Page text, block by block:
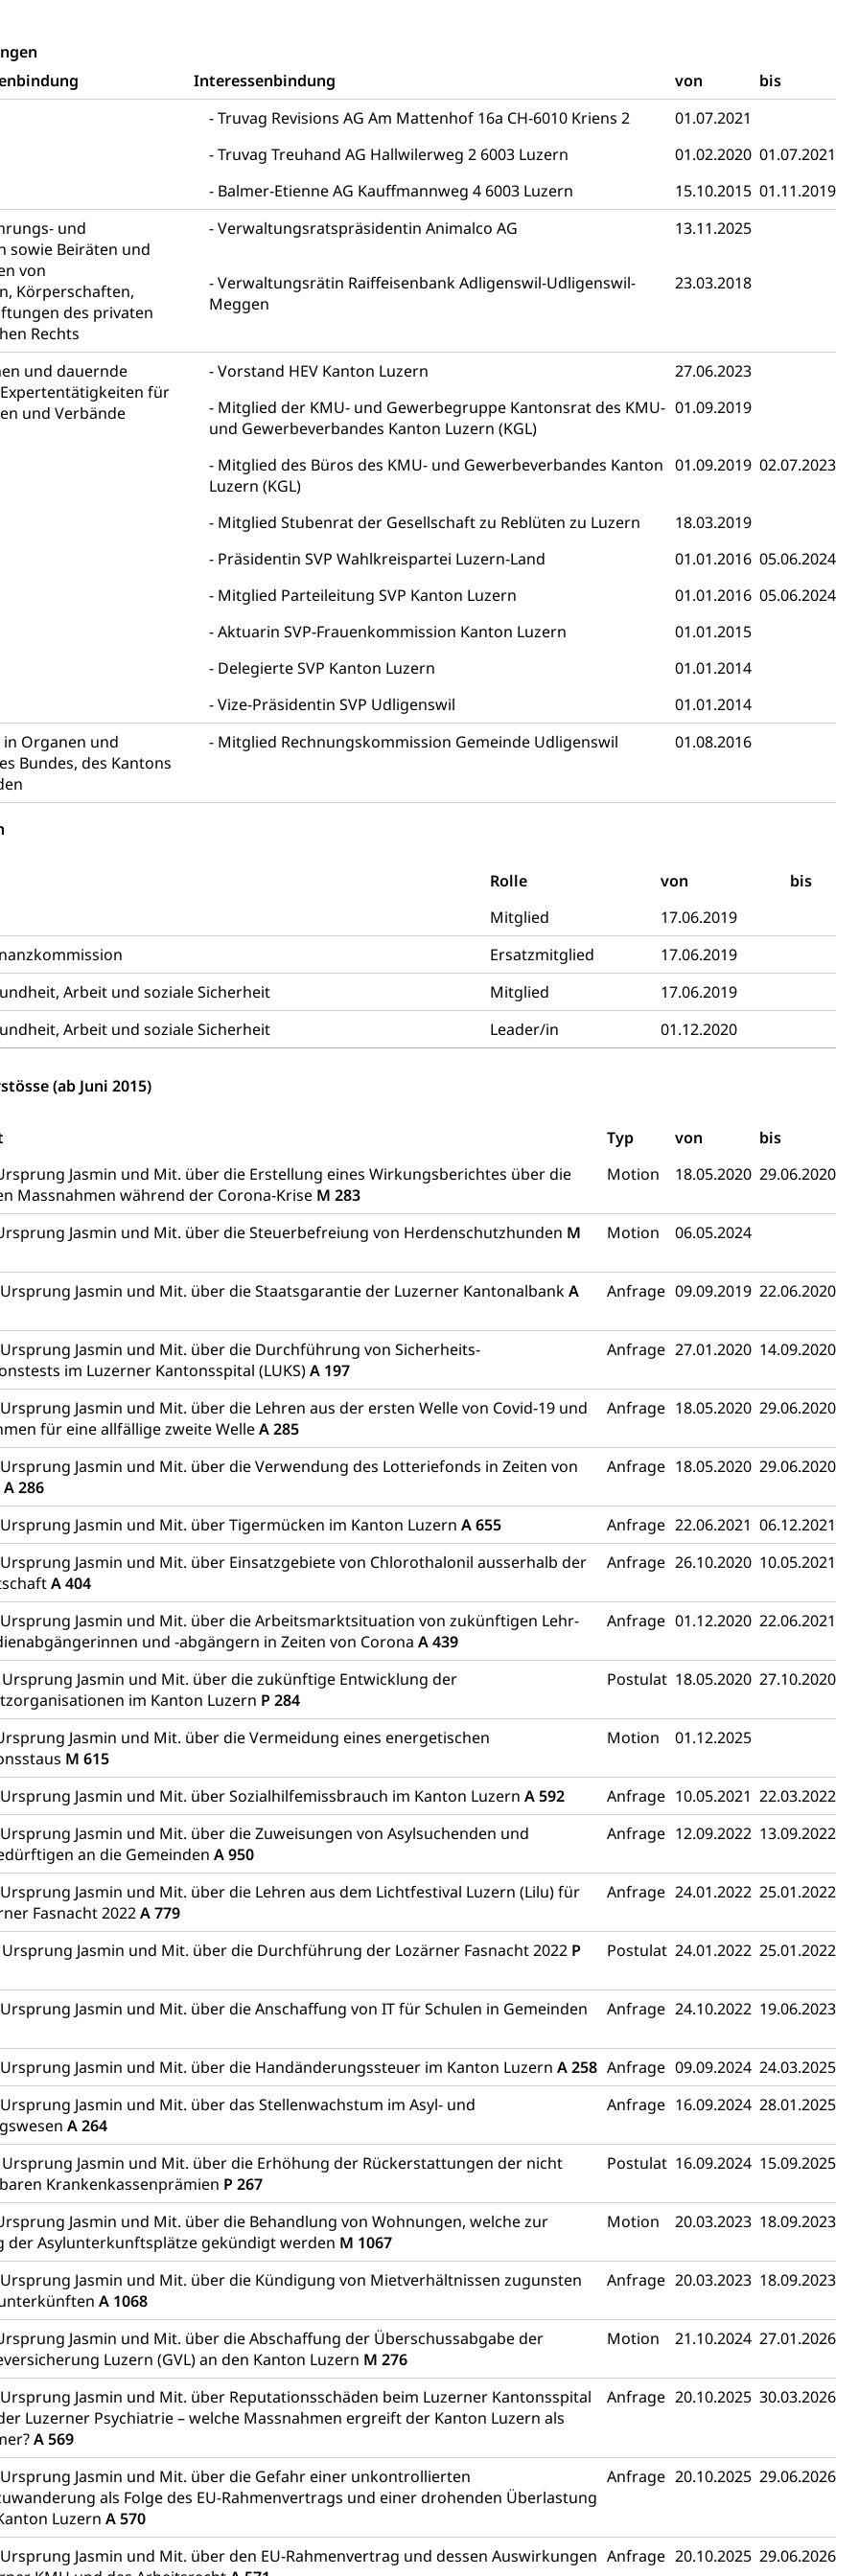
Interessenbindung von
bis
Truvag Revisions AG Am Mattenhof 16a CH-6010 Kriens 2
01.07.2021
Truvag Treuhand AG Hallwilerweg 2 6003 Luzern
01.02.2020 01.07.2021
Balmer-Etienne AG Kauffmannweg 4 6003 Luzern
15.10.2015 01.11.2019
und
sowie Beiräten und
von
Körperschaften,
des privaten
Rechts
Verwaltungsratspräsidentin Animalco AG 13.11.2025
Verwaltungsrätin Raiffeisenbank Adligenswil-Udligenswil-
Meggen
23.03.2018
und dauernde
für
und Verbände
Vorstand HEV Kanton Luzern
27.06.2023
Mitglied der KMU- und Gewerbegruppe Kantonsrat des KMU-
und Gewerbeverbandes Kanton Luzern (KGL)
01.09.2019
Mitglied des Büros des KMU- und Gewerbeverbandes Kanton
Luzern (KGL)
01.09.2019 02.07.2023
Mitglied Stubenrat der Gesellschaft zu Reblüten zu Luzern
18.03.2019
Präsidentin SVP Wahlkreispartei Luzern-Land
01.01.2016 05.06.2024
Mitglied Parteileitung SVP Kanton Luzern
01.01.2016 05.06.2024
Aktuarin SVP-Frauenkommission Kanton Luzern
01.01.2015
Delegierte SVP Kanton Luzern
01.01.2014
Vize-Präsidentin SVP Udligenswil
01.01.2014
Organen und
Bundes, des Kantons
Mitglied Rechnungskommission Gemeinde Udligenswil 01.08.2016
Rolle von
bis
Mitglied
17.06.2019
Ersatzmitglied
17.06.2019
Arbeit und soziale Sicherheit
Mitglied
17.06.2019
Arbeit und soziale Sicherheit
Leader/in 01.12.2020
(ab Juni 2015)
Typ von
bis
Jasmin und Mit. über die Erstellung eines Wirkungsberichtes über die
Massnahmen während der Corona-Krise M 283
Motion 18.05.2020 29.06.2020
Jasmin und Mit. über die Steuerbefreiung von Herdenschutzhunden M
Motion 06.05.2024
Jasmin und Mit. über die Staatsgarantie der Luzerner KantonalbankA
Anfrage 09.09.2019 22.06.2020
Jasmin und Mit. über die Durchführung von Sicherheits-
im Luzerner Kantonsspital (LUKS)A 197
Anfrage 27.01.2020 14.09.2020
Jasmin und Mit. über die Lehren aus der ersten Welle von Covid-19 und
für eine allfällige zweite WelleA 285
Anfrage 18.05.2020 29.06.2020
Jasmin und Mit. über die Verwendung des Lotteriefonds in Zeiten von
A 286
Anfrage 18.05.2020 29.06.2020
Jasmin und Mit. über Tigermücken im Kanton Luzern A 655 Anfrage 22.06.2021 06.12.2021
Jasmin und Mit. über Einsatzgebiete von Chlorothalonil ausserhalb der
A 404
Anfrage 26.10.2020 10.05.2021
Jasmin und Mit. über die Arbeitsmarktsituation von zukünftigen Lehr-
und -abgängern in Zeiten von Corona A 439
Anfrage 01.12.2020 22.06.2021
Jasmin und Mit. über die zukünftige Entwicklung der
im Kanton Luzern P 284
Postulat 18.05.2020 27.10.2020
Jasmin und Mit. über die Vermeidung eines energetischen
M 615
Motion 01.12.2025
Jasmin und Mit. über Sozialhilfemissbrauch im Kanton Luzern A 592 Anfrage 10.05.2021 22.03.2022
Jasmin und Mit. über die Zuweisungen von Asylsuchenden und
an die Gemeinden A 950
Anfrage 12.09.2022 13.09.2022
Jasmin und Mit. über die Lehren aus dem Lichtfestival Luzern (Lilu) für
Fasnacht 2022A 779
Anfrage 24.01.2022 25.01.2022
Jasmin und Mit. über die Durchführung der Lozärner Fasnacht 2022 P
Postulat 24.01.2022 25.01.2022
Jasmin und Mit. über die Anschaffung von IT für Schulen in Gemeinden
Anfrage 24.10.2022 19.06.2023
Jasmin und Mit. über die Handänderungssteuer im Kanton Luzern A 258 Anfrage 09.09.2024 24.03.2025
Jasmin und Mit. über das Stellenwachstum im Asyl- und
A 264
Anfrage 16.09.2024 28.01.2025
Jasmin und Mit. über die Erhöhung der Rückerstattungen der nicht
Krankenkassenprämien P 267
Postulat 16.09.2024 15.09.2025
Jasmin und Mit. über die Behandlung von Wohnungen, welche zur
der Asylunterkunftsplätze gekündigt werden M 1067
Motion 20.03.2023 18.09.2023
Jasmin und Mit. über die Kündigung von Mietverhältnissen zugunsten
A 1068
Anfrage 20.03.2023 18.09.2023
Jasmin und Mit. über die Abschaffung der Überschussabgabe der
Luzern (GVL) an den Kanton Luzern M 276
Motion 21.10.2024 27.01.2026
Jasmin und Mit. über Reputationsschäden beim Luzerner Kantonsspital
Luzerner Psychiatrie – welche Massnahmen ergreift der Kanton Luzern als
A 569
Anfrage 20.10.2025 30.03.2026
Jasmin und Mit. über die Gefahr einer unkontrollierten
als Folge des EU-Rahmenvertrags und einer drohenden Überlastung
Luzern A 570
Anfrage 20.10.2025 29.06.2026
Jasmin und Mit. über den EU-Rahmenvertrag und dessen Auswirkungen Anfrage 20.10.2025 29.06.2026
Waffenschein, Waffenbüro, Waffentragen, Selbstverteidigung
und Pyrotechnik
Schutzraum, Schutzraumbaupflicht
Frau und Mann
Mobbing
aller Geschlechter und Lebensformen
Gleichstellung Menschen mit Behinderungen
Kosten im Zivilprozess
Zahlungsunfähigkeit, Pfändung
Betreibungsämter Betreibungsverfahren Konkursämter
Stimm- und Wahlrecht, Stimmrecht, Abstimmungen, Wahlen, politische Parteien, Grundfreiheiten, Pluralismus
Einkommenssteuer, Kopfsteuer, Personalsteuer, Haushaltssteuer, Vermögenssteuer, Verrechnungssteuer, Quellensteuer,
Verkehrssteuer, Erbschaftssteuer, Schenkungssteuer, Gewinn- und Kapitalsteuer
Schlichtungsstelle, Vermittlung, Schlichtung, Mediation
(Volksschulen)
vor Diskriminierung (fabia)
Strafverfahren
Gerichtsverfahren, Strafregistereintrag, Strafregisterauszug, Kriminalität
Staatsanwaltschaft
Mündel, Vormundschaftsbehörde, Kindesschutz, Jugendschutz
KESB
Kindes- und Erwachsenenschutzbehörden im Kanton Luzern
Gemeindeverbände für Abfallentsorgung
Landschaft
Gewässerschutz, Naturschutz, Umweltschutz
Landwirtschaft und Wald) Natur- und Lanschaftsschutz (GEO-Portal rawi) Boden
Schadstoffe, Giftstoffe, Störfall
und Gifte (Umweltberatung Luzern)
Grundstück
Grundeigentümerabfrage
Stromversorgung, Energieverbrauch, Stromverbrauch, Energiequelle, Windenergie, Wasserkraft, Sonnenenergie,
Energie, Biomasse
Zentralschweiz
Grundbuchamt, Grundeigentum, Grundstück
Grundbuchplan mit Eigentümerabfrage (Geoportal)
Klimaschutz, Klimaveränderung, Treibhauseffekt
Klima (Geoportal) Klima
Richtplanung Kanton Luzern (ARE) Raum und Wirtschaft rawi